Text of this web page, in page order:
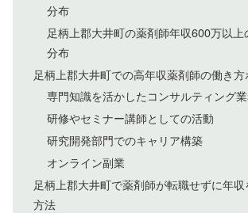
分布
足柄上郡大井町の薬剤師年収600万以
分布
足柄上郡大井町での高年収薬剤師の働き方
専門知識を活かしたコンサルティング
研修やセミナー講師としての活動
研究開発部門でのキャリア構築
オンライン副業
足柄上郡大井町で薬剤師が転職せずに年
方法